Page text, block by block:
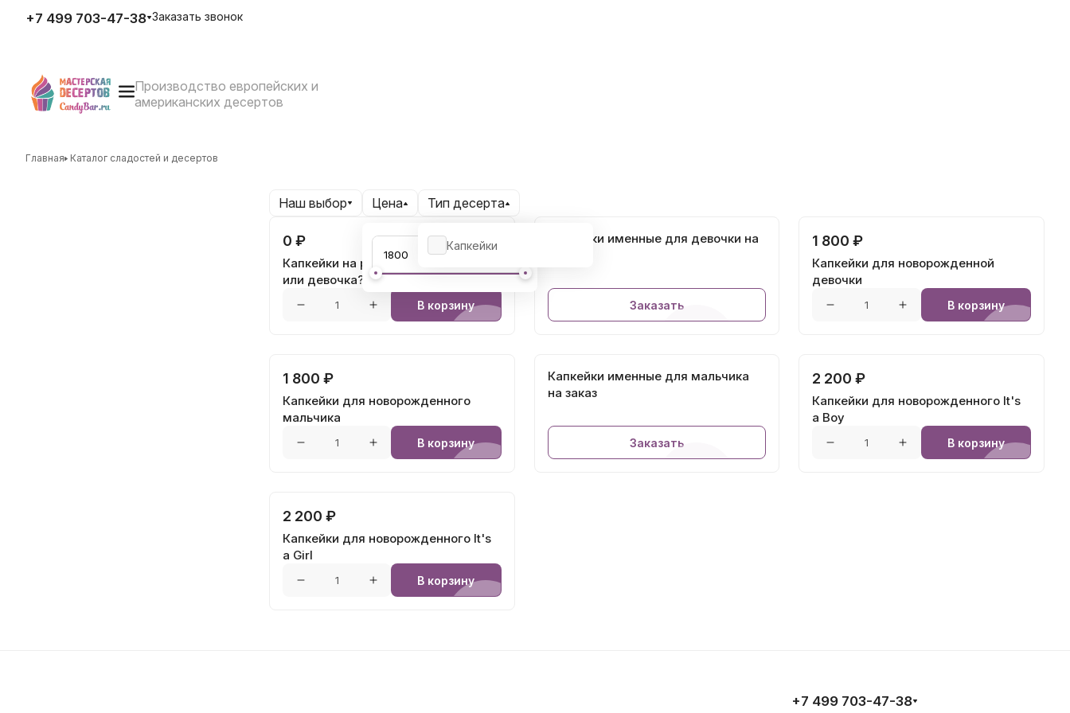
Главная Каталог сладостей и десертов
0 ₽
Капкейки на рождение "Мальчик
или девочка?"
В корзину
Капкейки именные для девочки на
Заказать
1 800 ₽
Капкейки для новорожденной
девочки
В корзину
1 800 ₽
Капкейки для новорожденного
мальчика
В корзину
Капкейки именные для мальчика
на заказ
Заказать
2 200 ₽
Капкейки для новорожденного It's
a Boy
В корзину
2 200 ₽
Капкейки для новорожденного It's
a Girl
В корзину
Наш выбор Цена Тип десерта
Капкейки
+7 499 703-47-38
E-mail
zakaz@candybar.ru
Адрес
Режим работы
Заказать звонок
Производство европейских и
американских десертов
+7 499 703-47-38